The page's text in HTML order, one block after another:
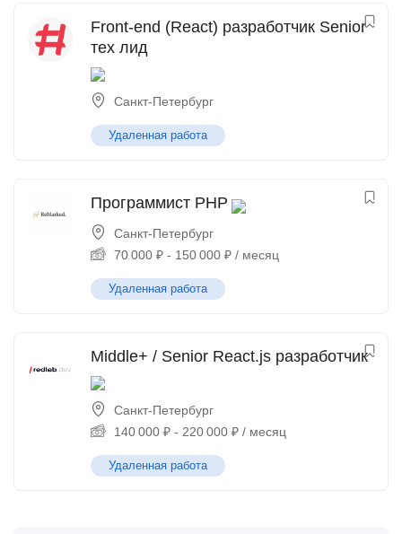
Front-end (React) разработчик Senior
тех лид
Санкт-Петербург
Удаленная работа
Программист PHP
Санкт-Петербург
70 000 ₽ - 150 000 ₽ / месяц
Удаленная работа
Middle+ / Senior React.js разработчик
Санкт-Петербург
140 000 ₽ - 220 000 ₽ / месяц
Удаленная работа